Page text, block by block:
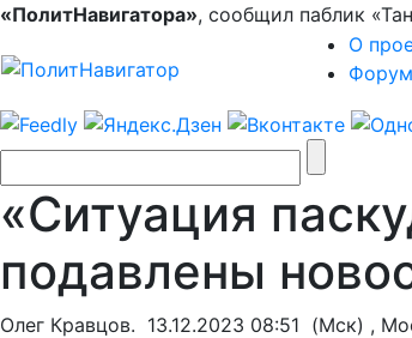
«ПолитНавигатора», сообщил паблик
О
Форум
«Ситуация
подавлены
Олег Кравцов. 13.12.2023 08:51 (Мск) ,